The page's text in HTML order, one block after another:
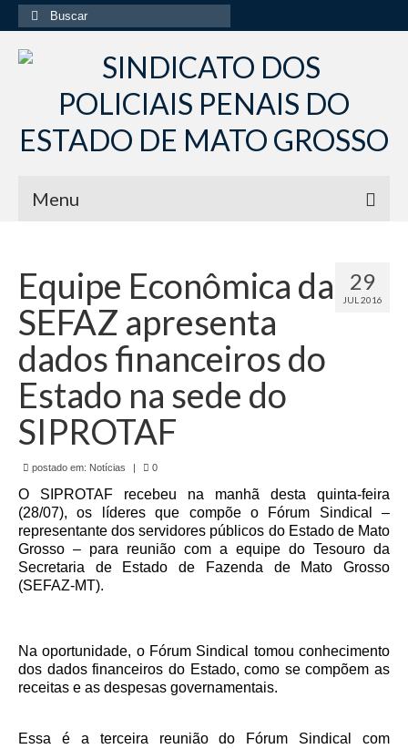
Buscar
por:
Menu
Institucional
Diretoria Sindsppen
Histórico do Sindsppen
Histórico do Sistema Penitenciário do Estado
de Mato Grosso
Estatuto do Sindsppen
Tabela Salarial do Sistema Penitenciário
Serviços prestados pelo Sindicato dos
Servidores Penitenciários de Mato Grosso
Notícias Gerais
Artigos
Esportes
29
JUL 2016
Equipe Econômica da
SEFAZ apresenta
dados financeiros do
Estado na sede do
SIPROTAF
postado em: Notícias | 0
O SIPROTAF recebeu na manhã desta quinta-feira
(28/07), os líderes que compõe o Fórum Sindical –
representante dos servidores públicos do Estado de Mato
Grosso – para reunião com a equipe do Tesouro da
Secretaria de Estado de Fazenda de Mato Grosso
(SEFAZ-MT).
Na oportunidade, o Fórum Sindical tomou conhecimento
dos dados financeiros do Estado, como se compõem as
receitas e as despesas governamentais.
Essa é a terceira reunião do Fórum Sindical com